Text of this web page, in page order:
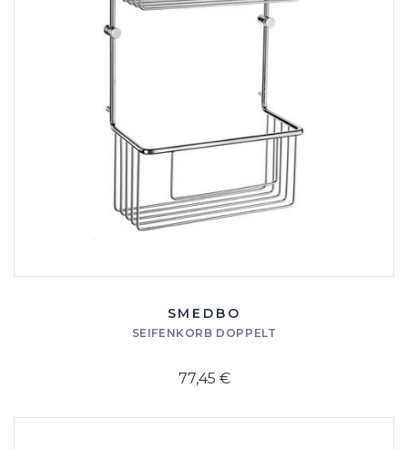
SMEDBO
SEIFENKORB DOPPELT
77,45 €